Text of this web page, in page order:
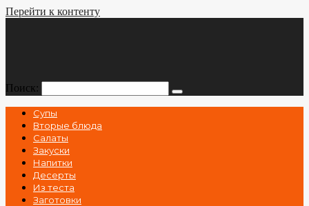
Перейти к контенту
Поиск:
Супы
Вторые блюда
Салаты
Закуски
Напитки
Десерты
Из теста
Заготовки